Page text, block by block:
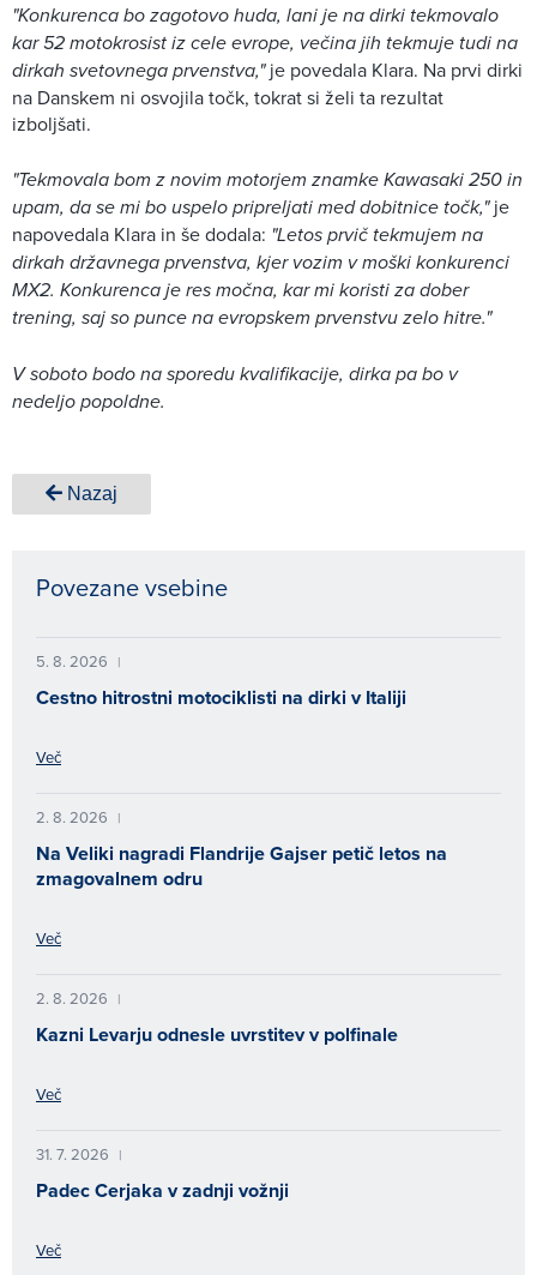
"Konkurenca bo zagotovo huda, lani je na dirki tekmovalo
kar 52 motokrosist iz cele evrope, večina jih tekmuje tudi na
dirkah svetovnega prvenstva,"je povedala Klara. Na prvi dirki
na Danskem ni osvojila točk, tokrat si želi ta rezultat
izboljšati.
"Tekmovala bom z novim motorjem znamke Kawasaki 250 in
upam, da se mi bo uspelo pripreljati med dobitnice točk,"je
napovedala Klara in še dodala: "Letos prvič tekmujem na
dirkah državnega prvenstva, kjer vozim v moški konkurenci
MX2. Konkurenca je res močna, kar mi koristi za dober
trening, saj so punce na evropskem prvenstvu zelo hitre."
V soboto bodo na sporedu kvalifikacije, dirka pa bo v
nedeljo popoldne.
Nazaj
Povezane vsebine
5. 8. 2026 |
Cestno hitrostni motociklisti na dirki v Italiji
Več
2. 8. 2026 |
Na Veliki nagradi Flandrije Gajser petič letos na
zmagovalnem odru
Več
2. 8. 2026 |
Kazni Levarju odnesle uvrstitev v polfinale
Več
31. 7. 2026 |
Padec Cerjaka v zadnji vožnji
Več